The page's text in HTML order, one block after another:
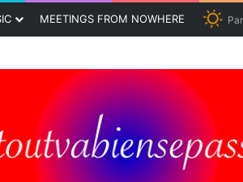
MEETINGS FROM NOWHERE